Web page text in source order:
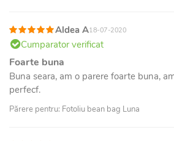
Aldea A18-07-2020
Cumparator verificat
Foarte buna
Buna seara, am o parere foarte buna,
perfecf.
Părere pentru: Fotoliu bean bag Luna